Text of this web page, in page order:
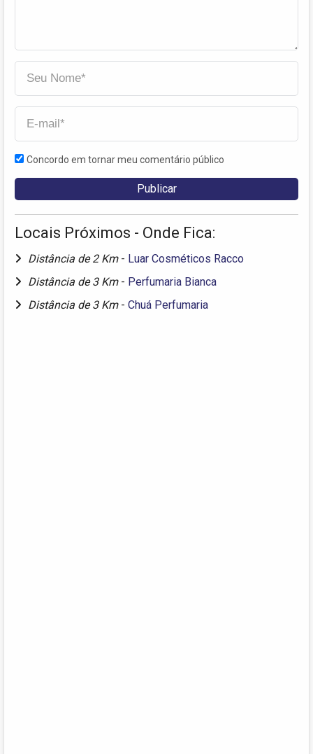
Concordo em tornar meu comentário público
Locais Próximos - Onde Fica:
Distância de 2 Km - Luar Cosméticos Racco
Distância de 3 Km - Perfumaria Bianca
Distância de 3 Km - Chuá Perfumaria